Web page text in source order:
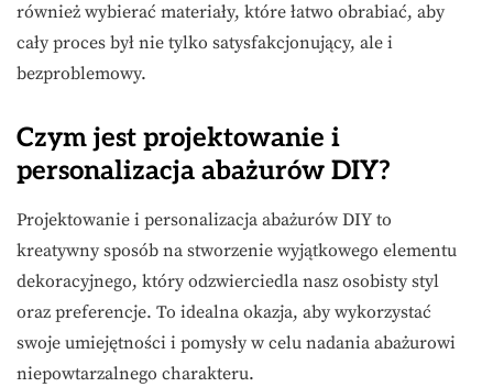
również wybierać materiały, które łatwo obrabiać, aby
cały proces był nie tylko satysfakcjonujący, ale i
bezproblemowy.
Czym jest projektowanie i
personalizacja abażurów DIY?
Projektowanie i personalizacja abażurów DIY to
kreatywny sposób na stworzenie wyjątkowego elementu
dekoracyjnego, który odzwierciedla nasz osobisty styl
oraz preferencje. To idealna okazja, aby wykorzystać
swoje umiejętności i pomysły w celu nadania abażurowi
niepowtarzalnego charakteru.